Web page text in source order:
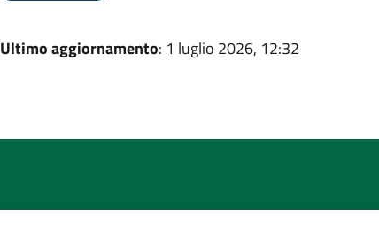
Ultimo aggiornamento: 1 luglio 2026, 12:32